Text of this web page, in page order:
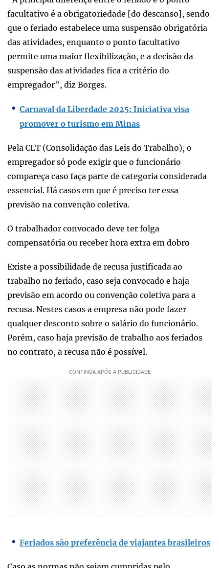
facultativo é a obrigatoriedade [do descanso], sendo
que o feriado estabelece uma suspensão obrigatória
das atividades, enquanto o ponto facultativo
permite uma maior flexibilização, e a decisão da
suspensão das atividades fica a critério do
empregador", diz Borges.
Carnaval da Liberdade 2025: Iniciativa visa
promover o turismo em Minas
Pela CLT (Consolidação das Leis do Trabalho), o
empregador só pode exigir que o funcionário
compareça caso faça parte de categoria considerada
essencial. Há casos em que é preciso ter essa
previsão na convenção coletiva.
O trabalhador convocado deve ter folga
compensatória ou receber hora extra em dobro
Existe a possibilidade de recusa justificada ao
trabalho no feriado, caso seja convocado e haja
previsão em acordo ou convenção coletiva para a
recusa. Nestes casos a empresa não pode fazer
qualquer desconto sobre o salário do funcionário.
Porém, caso haja previsão de trabalho aos feriados
no contrato, a recusa não é possível.
Feriados são preferência de viajantes brasileiros